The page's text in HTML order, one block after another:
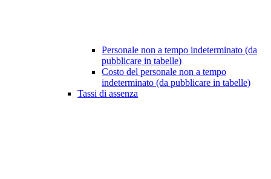
Personale non a tempo indeterminato (da
pubblicare in tabelle)
Costo del personale non a tempo
indeterminato (da pubblicare in tabelle)
Tassi di assenza